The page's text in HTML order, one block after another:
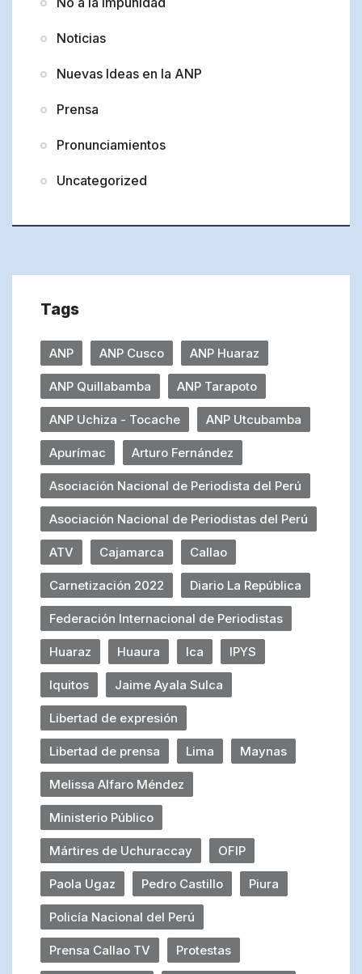
Noticias
Nuevas Ideas en la ANP
Prensa
Pronunciamientos
Uncategorized
Tags
ANP ANP Cusco ANP Huaraz
ANP Quillabamba ANP Tarapoto
ANP Uchiza - Tocache ANP Utcubamba
Apurímac Arturo Fernández
Asociación Nacional de Periodista del Perú
Asociación Nacional de Periodistas del Perú
ATV Cajamarca Callao
Carnetización 2022 Diario La República
Federación Internacional de Periodistas
Huaraz Huaura Ica IPYS
Iquitos Jaime Ayala Sulca
Libertad de expresión
Libertad de prensa Lima Maynas
Melissa Alfaro Méndez
Ministerio Público
Mártires de Uchuraccay OFIP
Paola Ugaz Pedro Castillo Piura
Policía Nacional del Perú
Prensa Callao TV Protestas